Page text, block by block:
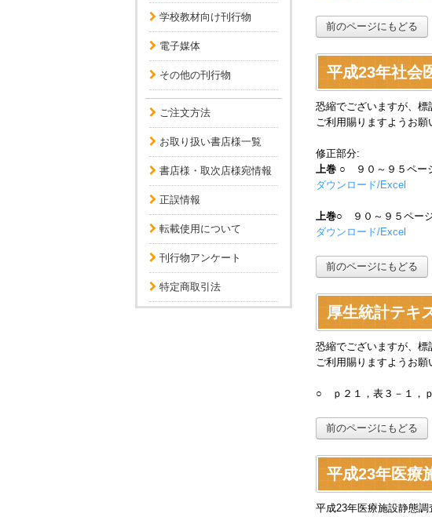
学校教材向け刊行物
電子媒体
その他の刊行物
ご注文方法
お取り扱い書店様一覧
書店様・取次店様宛情報
正誤情報
転載使用について
刊行物アンケート
特定商取引法
前のページにもどる
平成23年社会
恐縮でございますが、標
ご利用賜りますようお願
修正部分:
上巻 ○ ９０～９５ペー
ダウンロード/Excel
上巻○ ９０～９５ページ
ダウンロード/Excel
前のページにもどる
厚生統計テキ
恐縮でございますが、標
ご利用賜りますようお願
○ ｐ２１，表３－１，
前のページにもどる
平成23年医療
平成23年医療施設静態